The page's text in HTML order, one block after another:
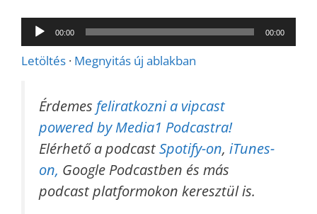
Audió
lejátszó
00:00 00:00
Letöltés · Megnyitás új ablakban
Érdemes feliratkozni a vipcast
powered by Media1 Podcastra!
Elérhető a podcastSpotify-on, iTunes-
on, Google Podcastben és más
podcast platformokon keresztül is.